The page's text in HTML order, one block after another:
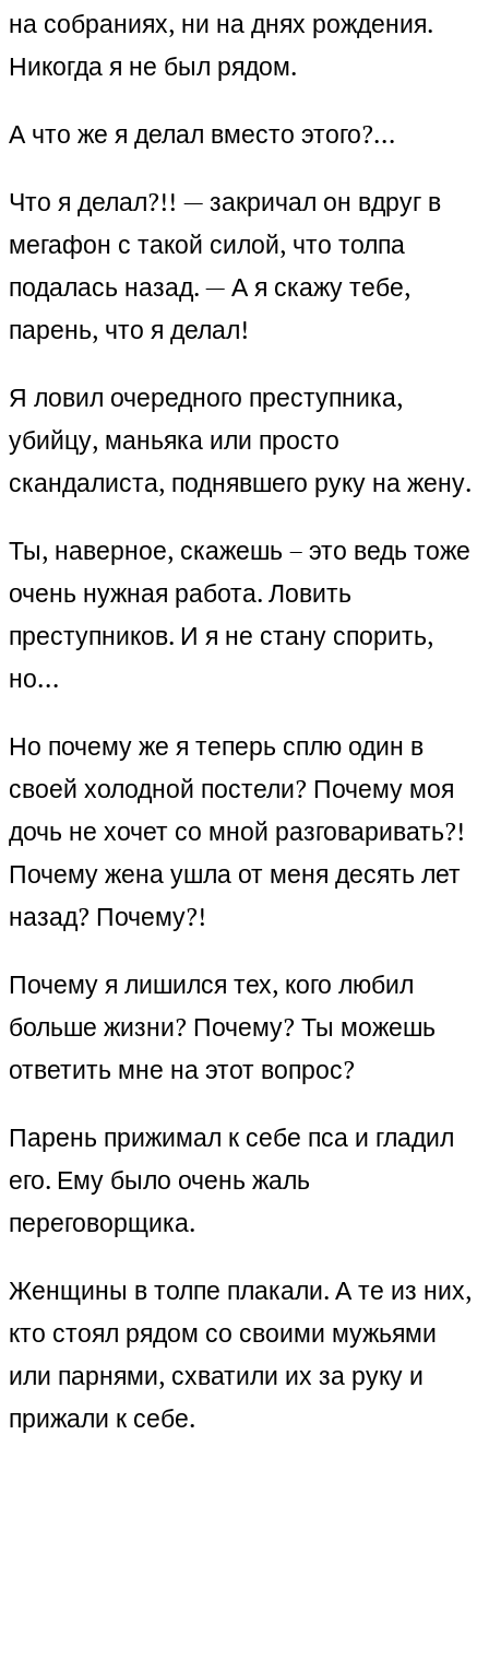
на собраниях, ни на днях рождения.
Никогда я не был рядом.
А что же я делал вместо этого?…
Что я делал?!! — закричал он вдруг в
мегафон с такой силой, что толпа
подалась назад. — А я скажу тебе,
парень, что я делал!
Я ловил очередного преступника,
убийцу, маньяка или просто
скандалиста, поднявшего руку на жену.
Ты, наверное, скажешь – это ведь тоже
очень нужная работа. Ловить
преступников. И я не стану спорить,
но…
Но почему же я теперь сплю один в
своей холодной постели? Почему моя
дочь не хочет со мной разговаривать?!
Почему жена ушла от меня десять лет
назад? Почему?!
Почему я лишился тех, кого любил
больше жизни? Почему? Ты можешь
ответить мне на этот вопрос?
Парень прижимал к себе пса и гладил
его. Ему было очень жаль
переговорщика.
Женщины в толпе плакали. А те из них,
кто стоял рядом со своими мужьями
или парнями, схватили их за руку и
прижали к себе.